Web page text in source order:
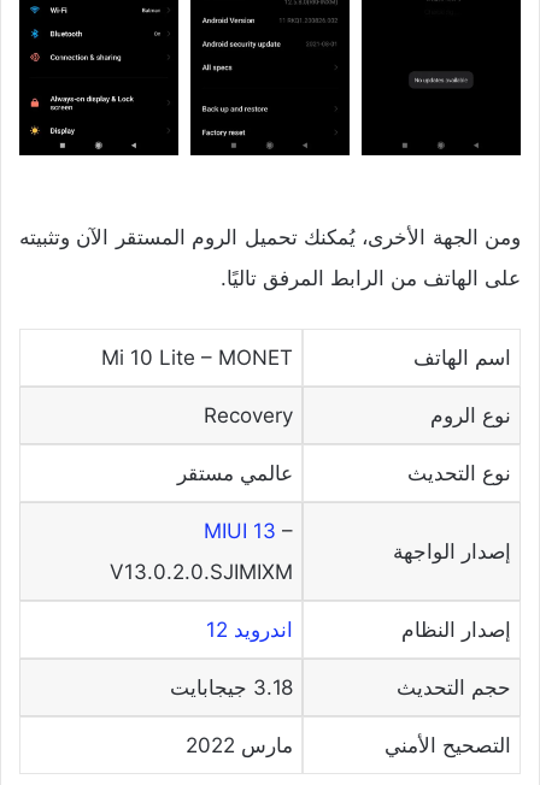
ومن الجهة الأخرى، يُمكنك تحميل الروم المستقر الآن وتثبيته
على الهاتف من الرابط المرفق تاليًا.
اسم الهاتف Mi 10 Lite – MONET
نوع الروم Recovery
نوع التحديث عالمي مستقر
إصدار الواجهة
MIUI 13 –
V13.0.2.0.SJIMIXM
إصدار النظام اندرويد 12
حجم التحديث 3.18 جيجابايت
التصحيح الأمني مارس 2022